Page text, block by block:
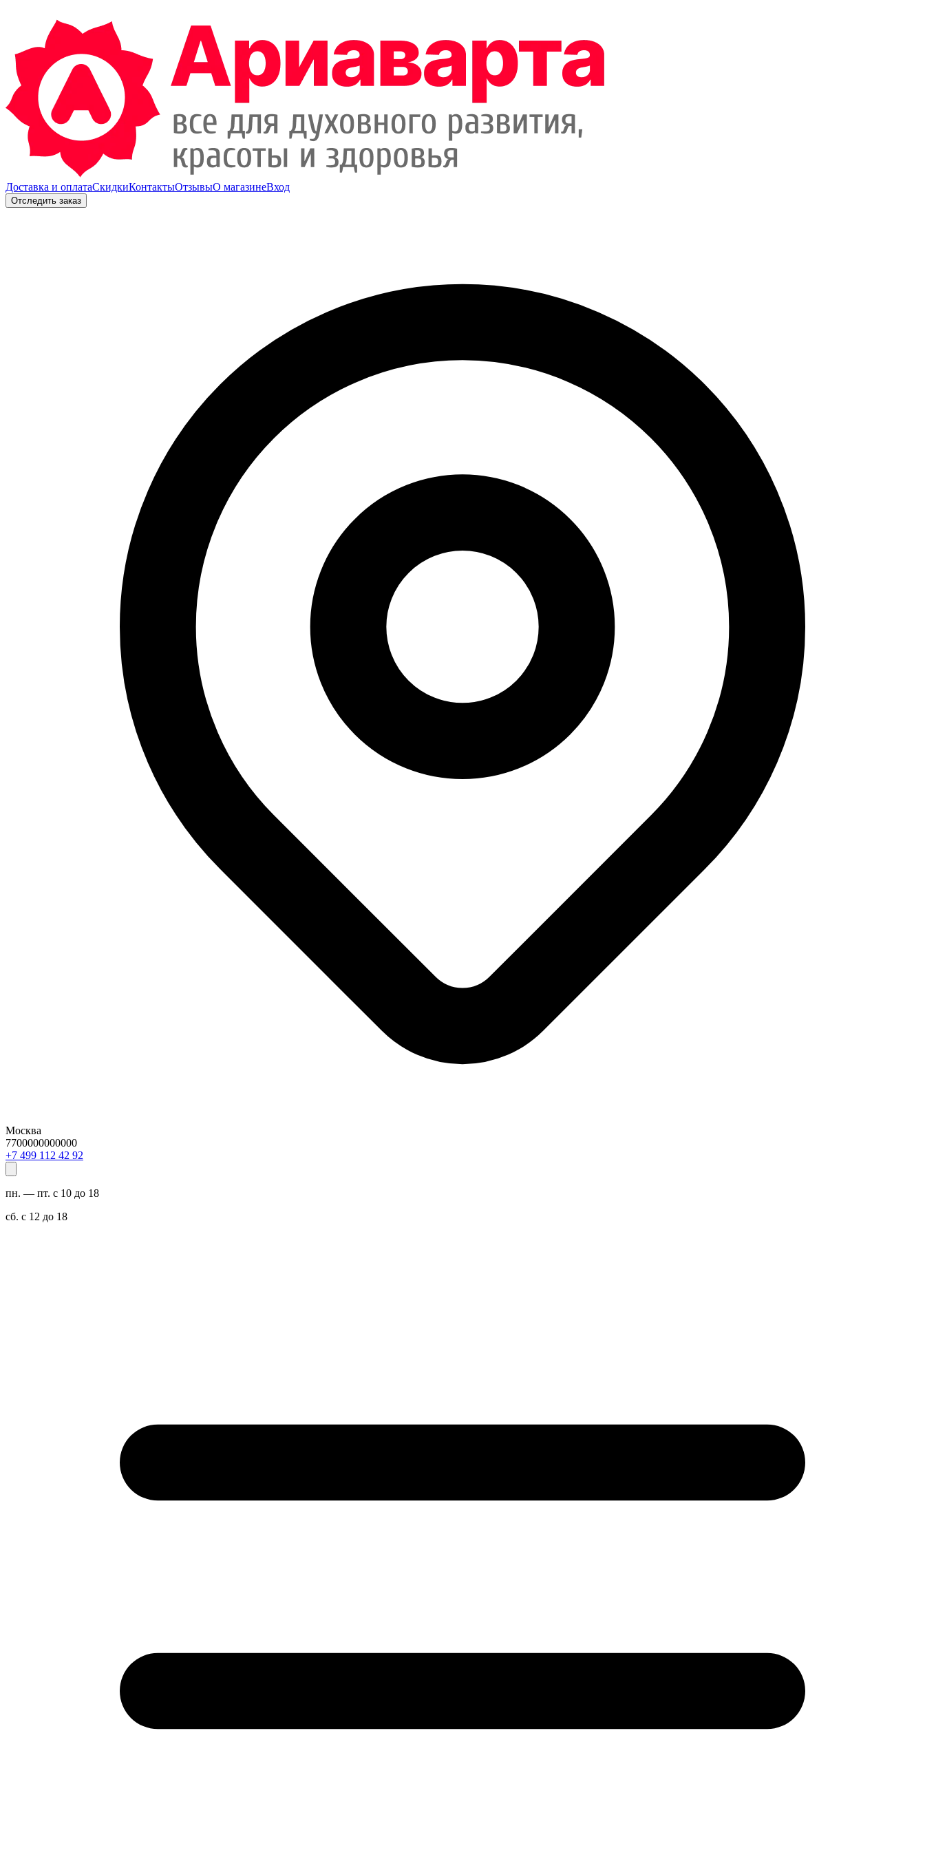
Доставка и оплатаСкидкиКонтактыОтзывыО магазинеВход
Отследить заказ
Москва
7700000000000
29 24 211 994 7+
пн. — пт. с 10 до 18
сб. с 12 до 18